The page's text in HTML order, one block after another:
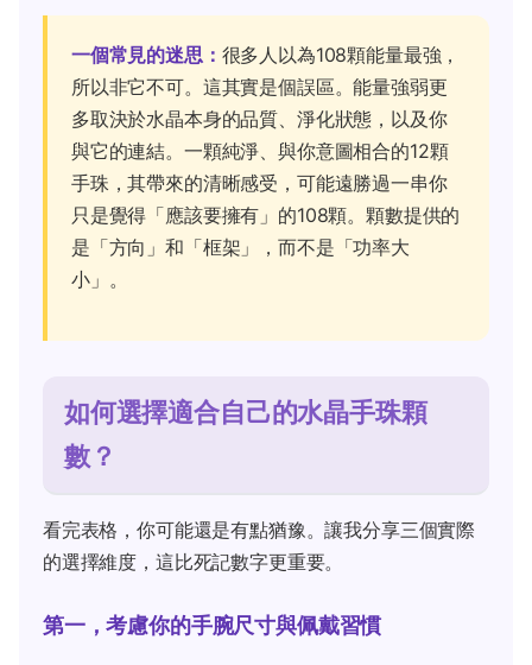
一個常見的迷思： 很多人以為108顆能量最強，
所以非它不可。這其實是個誤區。能量強弱更
多取決於水晶本身的品質、淨化狀態，以及你
與它的連結。一顆純淨、與你意圖相合的12顆
手珠，其帶來的清晰感受，可能遠勝過一串你
只是覺得「應該要擁有」的108顆。顆數提供的
是「方向」和「框架」，而不是「功率大
小」。
如何選擇適合自己的水晶手珠顆
數？
看完表格，你可能還是有點猶豫。讓我分享三個實際
的選擇維度，這比死記數字更重要。
第一，考慮你的手腕尺寸與佩戴習慣